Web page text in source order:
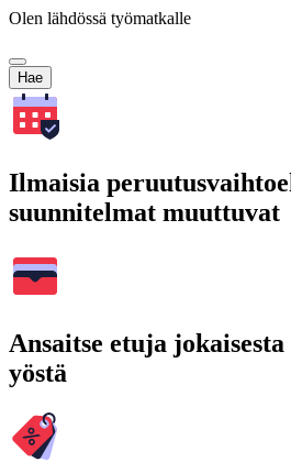
Olen lähdössä työmatkalle
Hae
Ilmaisia
suunnitelmat muuttuvat
Ansaitse etuja
yöstä